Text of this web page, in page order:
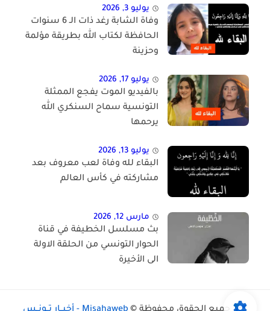
يوليو 3, 2026
وفاة الشابة رغد ذات الـ 6 سنوات
الحافظة لكتاب الله بطريقة مؤلمة
وحزينة
يوليو 17, 2026
بالفيديو الموت يفجع الممثلة
التونسية سماح السنكري الله
يرحمها
يوليو 13, 2026
البقاء لله وفاة لعب معروف بعد
مشاركته في كأس العالم
مارس 12, 2026
بث مسلسل الخطيفة في قناة
الحوار التونسي من الحلقة الاولة
الى الأخيرة